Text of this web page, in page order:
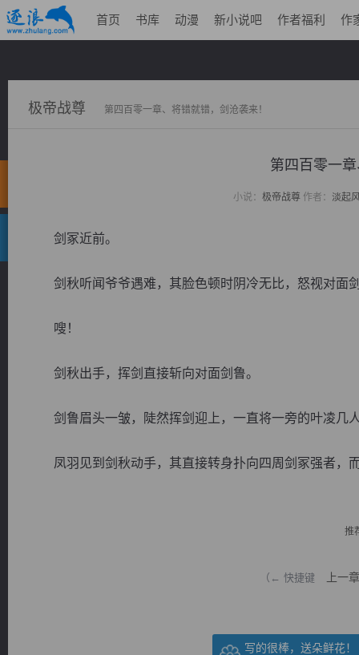
首页 书库 动漫 新小说吧 作者福利 作
极帝战尊 第四百零一章、将错就错，剑沧袭来！
第四百零一
小说： 极帝战尊作者： 淡起
剑冢近前。
剑秋听闻爷爷遇难，其脸色顿时阴冷无比，怒视对面
嗖！
剑秋出手，挥剑直接斩向对面剑鲁。
剑鲁眉头一皱，陡然挥剑迎上，一直将一旁的叶凌几
凤羽见到剑秋动手，其直接转身扑向四周剑冢强者，
推
（← 快捷键 上一章
写的很棒，送朵鲜花！